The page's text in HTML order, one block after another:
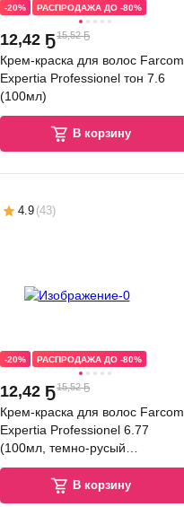
-20% РАСПРОДАЖА ДО -80%
12,42 Ҕ15,52 Ҕ
Крем-краска для волос Farcom
Expertia Professionel тон 7.6
(100мл)
В корзину
4.9 (43)
-20% РАСПРОДАЖА ДО -80%
12,42 Ҕ15,52 Ҕ
Крем-краска для волос Farcom
Expertia Professionel 6.77
(100мл, темно-русый
коричневый интенсивный)
В корзину